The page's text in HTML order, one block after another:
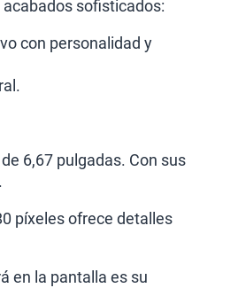
sofisticados:
con personalidad y
6,67 pulgadas. Con sus
píxeles ofrece detalles
en la pantalla es su